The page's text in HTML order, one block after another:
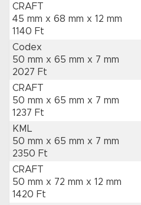
CRAFT
45 mm x 68 mm x 12 mm
1140 Ft
Codex
50 mm x 65 mm x 7 mm
2027 Ft
CRAFT
50 mm x 65 mm x 7 mm
1237 Ft
KML
50 mm x 65 mm x 7 mm
2350 Ft
CRAFT
50 mm x 72 mm x 12 mm
1420 Ft